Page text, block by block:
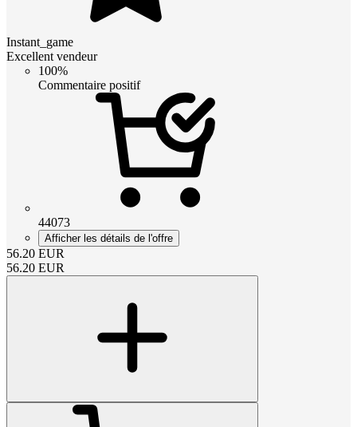
Instant_game
Excellent vendeur
100%
Commentaire positif
44073
Afficher les détails de l'offre
56.20 EUR
56.20 EUR